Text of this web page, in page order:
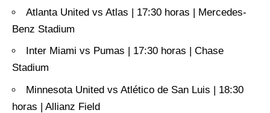
Atlanta United vs Atlas | 17:30 horas | Mercedes-
Benz Stadium
Inter Miami vs Pumas | 17:30 horas | Chase
Stadium
Minnesota United vs Atlético de San Luis | 18:30
horas | Allianz Field